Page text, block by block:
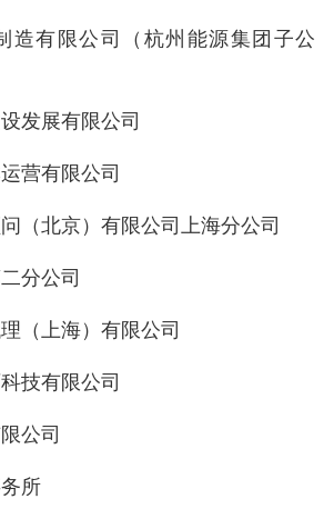
造有限公司（杭州能源集团子公
发展有限公司
营有限公司
（北京）有限公司上海分公司
分公司
（上海）有限公司
技有限公司
公司
所